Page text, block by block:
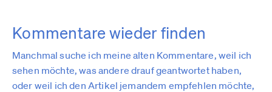
Kommentare wieder finden
Manchmal suche ich meine alten Kommentare, weil ich
sehen möchte, was andere drauf geantwortet haben,
oder weil ich den Artikel jemandem empfehlen möchte,